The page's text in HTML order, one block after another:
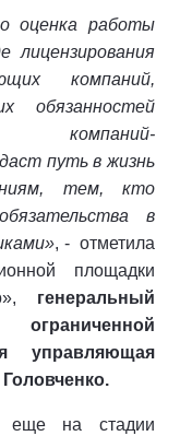
оценка работы
компаний,
обязанностей
компаний-
путь в жизнь
тем, кто
в
, - отметила
площадки
генеральный
управляющая
еще на стадии